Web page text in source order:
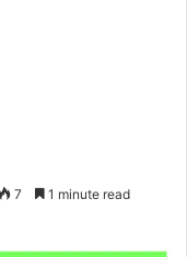
7 1 minute read